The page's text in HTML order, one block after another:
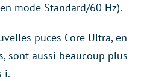
mode Standard/60 Hz).
puces Core Ultra, en
sont aussi beaucoup plus
i.